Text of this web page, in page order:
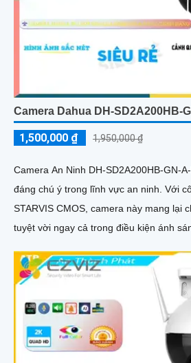
Camera Dahua DH-SD2A200HB-
1,500,000 ₫ 1,950,000 ₫
Camera An Ninh DH-SD2A200HB-GN-
đáng chú ý trong lĩnh vực an ninh. Với công nghệ Sony
STARVIS CMOS, camera này mang lại
tuyệt vời ngay cả trong điều kiện ánh